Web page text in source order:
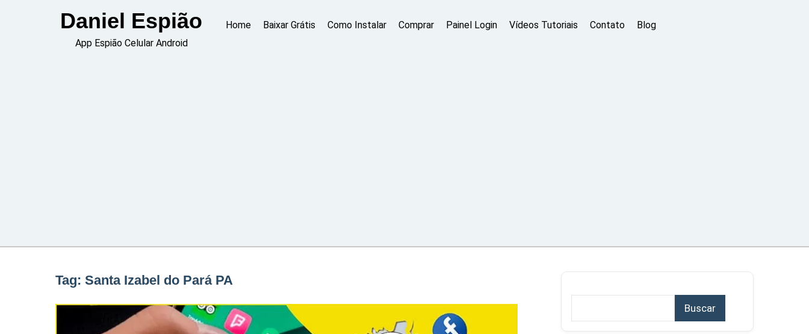
Daniel Espião
App Espião Celular Android
Home Baixar Grátis Como Instalar Comprar Painel Login Vídeos Tutoriais Contato Blog
Tag: Santa Izabel do Pará PA